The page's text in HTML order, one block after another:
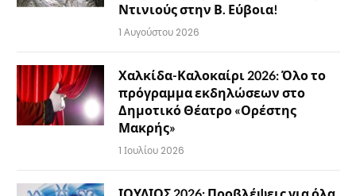
Ντινιούς στην Β. Εύβοια!
1 Αυγούστου 2026
Χαλκίδα-Καλοκαίρι 2026: Όλο το
πρόγραμμα εκδηλώσεων στο
Δημοτικό Θέατρο «Ορέστης
Μακρής»
1 Ιουλίου 2026
ΙΟΥΛΙΟΣ 2026: Προβλέψεις για όλα